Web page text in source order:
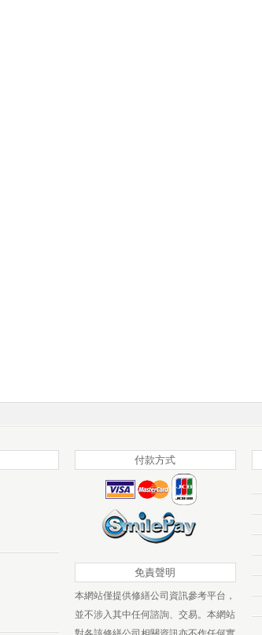
付款方式
免責聲明
本網站僅提供修繕公司資訊參考平台，
並不涉入其中任何諮詢、交易。本網站